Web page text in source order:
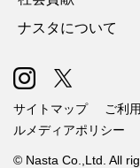
ナスタについて
サイトマップ ご利
ルメディアポリシー
© Nasta Co.,Ltd. All